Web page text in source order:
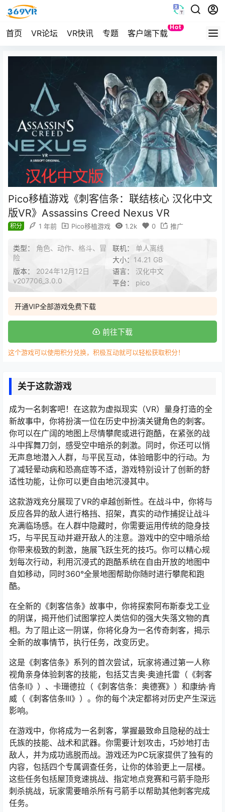
首页 VR论坛 VR快讯 专题 客户端下载
Hot
Quest
Pico移植游戏《刺客信条：联结核心 汉化中文
版VR》Assassins Creed Nexus VR
积分 1 年前 Pico移植游戏 1.2k 0 推广
类型： 角色、动作、格斗、冒
险
联机： 单人离线
大小： 14.21 GB
版本： 2024年12月12日
v207706_3.0.0
语言： 汉化中文
平台： pico
开通VIP全部游戏免费下载
前往下载
这个游戏可以使用积分兑换，积极互动就可以轻松获取积分！
关于这款游戏
成为一名刺客吧！在这款为虚拟现实（VR）量身打造的全
新故事中，你将扮演一位在历史中扮演关键角色的刺客。
你可以在广阔的地图上尽情攀爬或进行跑酷，在紧张的战
斗中挥舞刀剑，感受空中暗杀的刺激。同时，你还可以悄
无声息地潜入人群，与平民互动，体验暗影中的行动。为
了减轻晕动病和恐高症等不适，游戏特别设计了创新的舒
适性功能，让你可以更自由地沉浸其中。
这款游戏充分展现了VR的卓越创新性。在战斗中，你将与
反应各异的敌人进行格挡、招架，真实的动作捕捉让战斗
充满临场感。在人群中隐藏时，你需要运用传统的隐身技
巧，与平民互动并避开敌人的注意。游戏中的空中暗杀给
你带来极致的刺激，施展飞跃生死的技巧。你可以精心规
划每次行动，利用沉浸式的跑酷系统在自由开放的地图中
自如移动，同时360°全景地图帮助你随时进行攀爬和跑
酷。
在全新的《刺客信条》故事中，你将探索阿布斯泰戈工业
的阴谋，揭开他们试图掌控人类信仰的强大失落文物的真
相。为了阻止这一阴谋，你将化身为一名传奇刺客，揭示
全新的故事情节，执行任务，改变历史。
这是《刺客信条》系列的首次尝试，玩家将通过第一人称
视角亲身体验刺客的技能，包括艾吉奥·奥迪托雷（《刺客
信条II》）、卡珊德拉（《刺客信条：奥德赛》）和康纳·肯
威（《刺客信条III》）。你的每个决定都将对历史产生深远
影响。
在游戏中，你将成为一名刺客，掌握最致命且隐秘的战士
氏族的技能、战术和武器。你需要计划攻击，巧妙地打击
敌人，并为成功逃脱而战。游戏还为PC玩家提供了独有的
内容，包括四个专属调查任务，让你的体验更上一层楼。
这些任务包括屋顶竞速挑战、指定地点竞赛和弓箭手隐形
刺杀挑战，玩家需要暗杀所有弓箭手以帮助其他刺客完成
任务。